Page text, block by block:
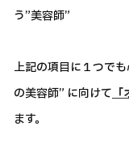
う”美容師”
上記の項目に１つで
の美容師” に向けて
ます。